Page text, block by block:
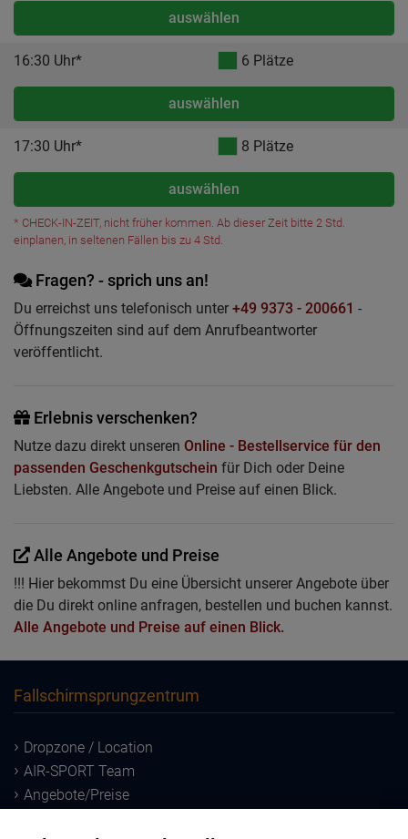
auswählen
16:30 Uhr* 6 Plätze
auswählen
17:30 Uhr* 8 Plätze
auswählen
* CHECK-IN-ZEIT, nicht früher kommen. Ab dieser Zeit bitte 2 Std.
einplanen, in seltenen Fällen bis zu 4 Std.
Fragen? - sprich uns an!
Du erreichst uns telefonisch unter +49 9373 - 200661 -
Öffnungszeiten sind auf dem Anrufbeantworter
veröffentlicht.
Erlebnis verschenken?
Nutze dazu direkt unseren Online - Bestellservice für den
passenden Geschenkgutschein für Dich oder Deine
Liebsten. Alle Angebote und Preise auf einen Blick.
Alle Angebote und Preise
!!! Hier bekommst Du eine Übersicht unserer Angebote über
die Du direkt online anfragen, bestellen und buchen kannst.
Alle Angebote und Preise auf einen Blick.
Fallschirmsprungzentrum
Dropzone / Location
AIR-SPORT Team
Angebote/Preise